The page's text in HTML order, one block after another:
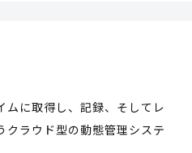
に取得し、記録、そしてレ
ラウド型の動態管理システ